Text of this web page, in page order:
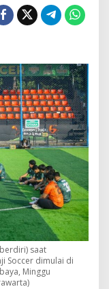
saat
Soccer dimulai di
Minggu